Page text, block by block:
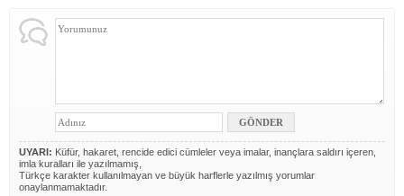
UYARI: Küfür, hakaret, rencide edici cümleler veya imalar, inançlara saldırı içeren,
imla kuralları ile yazılmamış,
Türkçe karakter kullanılmayan ve büyük harflerle yazılmış yorumlar
onaylanmamaktadır.